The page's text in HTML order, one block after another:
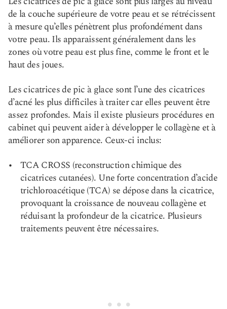
de la couche supérieure de votre peau et se rétrécissent
à mesure qu’elles pénètrent plus profondément dans
votre peau. Ils apparaissent généralement dans les
zones où votre peau est plus fine, comme le front et le
haut des joues.
Les cicatrices de pic à glace sont l’une des cicatrices
d’acné les plus difficiles à traiter car elles peuvent être
assez profondes. Mais il existe plusieurs procédures en
cabinet qui peuvent aider à développer le collagène et à
améliorer son apparence. Ceux-ci inclus:
TCA CROSS (reconstruction chimique des
cicatrices cutanées). Une forte concentration d’acide
trichloroacétique (TCA) se dépose dans la cicatrice,
provoquant la croissance de nouveau collagène et
réduisant la profondeur de la cicatrice. Plusieurs
traitements peuvent être nécessaires.